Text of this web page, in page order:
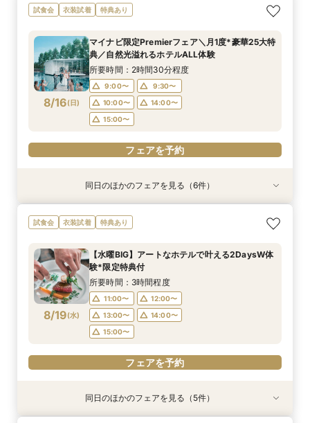
8/15(土)
マイナビ限定【ドレスにこだわり花嫁◎】最新ド
レス試着体験＆全館見学相談会
9:00〜
9:30〜
10:00〜
14:00〜
15:00〜
フェアを予約
8/15(土)
マイナビ限定【家族で挙式＆会食】当館で一番お
得な67万円プラン紹介フェア
9:30〜
10:00〜
10:30〜
14:00〜
15:00〜
フェアを予約
8/15(土)
マイナビ限定【挙式も披露宴もペットOK】大切
な家族と過ごすペット婚相談会
10:00〜 14:00〜
フェアを予約
8/15(土)
マイナビ限定【初めての見学も安心】全館見学＆
見積り相談×特選和牛試食
9:00〜
9:30〜
10:00〜
14:00〜
15:00〜
フェアを予約
8/15(土)
マイナビ限定【おもてなし重視】広大な自然のホ
テルで癒し体験！憧れアートチャペル
9:00〜
9:15〜
9:30〜
14:00〜
15:00〜
フェアを予約
8/15(土)
マイナビ限定【短時間でもOK】ふたりの不安を
プロが解消！最新事例×見積相談
10:00〜 14:00〜
フェアを予約
試食会 衣装試着 特典あり
8/16(日)
マイナビ限定Premierフェア＼月1度*豪華25大特
典／自然光溢れるホテルALL体験
所要時間：2時間30分程度
9:00〜
9:30〜
10:00〜
14:00〜
15:00〜
フェアを予約
衣装試着 特典あり
8/16(日)
マイナビ限定BIG【大阪で人気*2会場同時見学
フェア】豪華3万試食×130万特典
9:10〜
10:00〜
14:00〜
15:00〜
フェアを予約
衣装試着 特典あり
8/16(日)
マイナビ限定【チャペルにこだわり◎】憧れチャ
ペルで挙式体験×贅沢貸切邸宅
9:30〜
10:30〜
14:00〜
15:00〜
フェアを予約
衣装試着 特典あり
8/16(日)
マイナビ限定【家族で挙式＆会食】当館で一番お
得な67万円プラン紹介フェア
9:30〜
10:30〜
14:00〜
15:00〜
フェアを予約
特典あり
8/16(日)
マイナビ限定【挙式も披露宴もペットOK】大切
な家族と過ごすペット婚相談会
10:00〜
フェアを予約
衣装試着 特典あり
8/16(日)
マイナビ限定【料理重視派必見】シェフ厳選！特
選牛の絶品コース試食フェア
9:00〜
14:00〜
15:00〜
フェアを予約
衣装試着 特典あり
8/16(日)
マイナビ限定【初めての見学も安心】全館見学＆
見積り相談×特選和牛試食
9:00〜
10:00〜
14:00〜
15:00〜
フェアを予約
同日のほかのフェアを見る（6件）
試食会 衣装試着 特典あり
8/19(水)
【水曜BIG】アートなホテルで叶える2DaysW体
験*限定特典付
所要時間：3時間程度
11:00〜
12:00〜
13:00〜
14:00〜
15:00〜
フェアを予約
衣装試着 特典あり
衣装試着 特典あり
特典あり
衣装試着 特典あり
同日のほかのフェアを見る（5件）